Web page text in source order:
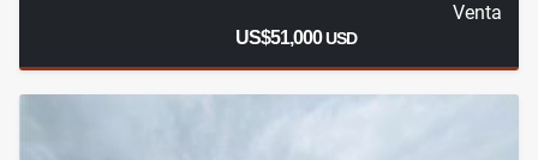
Venta
US$51,000USD